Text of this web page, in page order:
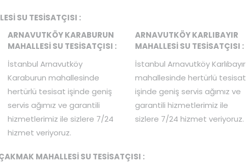
SU TESİSATÇISI :
ARNAVUTKÖY KARABURUN
MAHALLESİ SU TESİSATÇISI :
İstanbul Arnavutköy
Karaburun mahallesinde
hertürlü tesisat işinde geniş
servis ağımız ve garantili
hizmetlerimiz ile sizlere 7/24
hizmet veriyoruz.
ARNAVUTKÖY KARLIBAYIR
MAHALLESİ SU TESİSATÇISI :
İstanbul Arnavutköy Karlıbayır
mahallesinde hertürlü tesisat
işinde geniş servis ağımız ve
garantili hizmetlerimiz ile
sizlere 7/24 hizmet veriyoruz.
MAHALLESİ SU TESİSATÇISI :